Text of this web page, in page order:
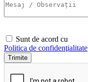
Sunt de acord cu
Politica de confidenţialitate
Trimite